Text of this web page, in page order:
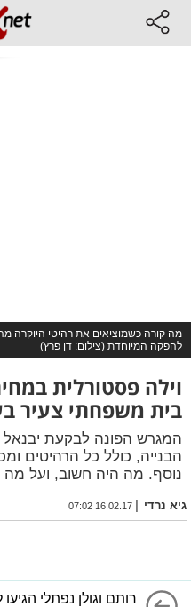
מה קורה כשמוציאים את רהיטי היוקרה
להפקה המיוחדת (צילום: דן פרץ)
וילה פסטורלית
בית משפחתי צעיר
הבנייה, כולל כל הרהיטים
נוסף. מה היה חשוב, ועל
גיא נרדי |
16.02.17 07:02
רותם וגולן נפתלי